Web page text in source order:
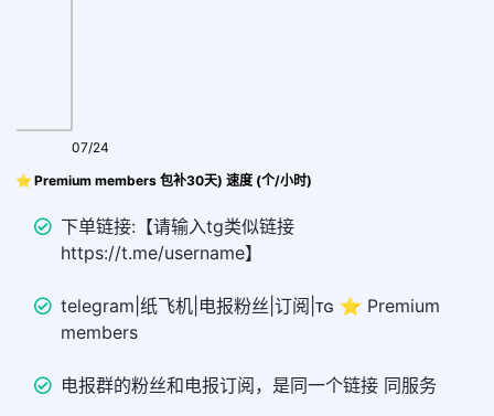
(⭐ Premium members 包补30天) 速度 (个/小时)
07/24
下单链接:【请输入tg类似链接
https://t.me/username】
telegram|纸飞机|电报粉丝|订阅|ᴛɢ ⭐ Premium
members
电报群的粉丝和电报订阅，是同一个链接 同服务